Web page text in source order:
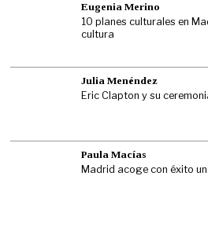
Eugenia Merino
10 planes culturales en
cultura
Julia Menéndez
Eric Clapton y su
Paula Macías
Madrid acoge con éxito